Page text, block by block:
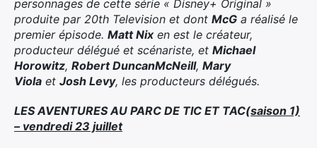
personnages de cette série « Disney+ Original »
produite par 20th Television et dont McG a réalisé le
premier épisode. Matt Nixen est le créateur,
producteur délégué et scénariste, et Michael
Horowitz, Robert DuncanMcNeill, Mary
Viola et Josh Levy, les producteurs délégués.
LES AVENTURES AU PARC DE TIC ET TAC(saison 1)
– vendredi 23 juillet